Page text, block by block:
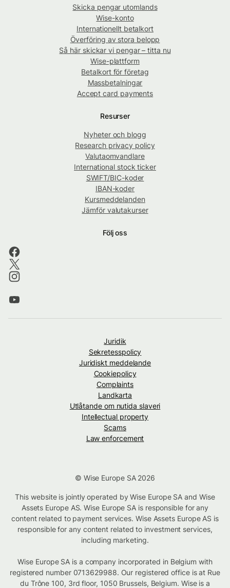
Skicka pengar utomlands
Wise-konto
Internationellt betalkort
Överföring av stora belopp
Så här skickar vi pengar – titta nu
Wise-plattform
Betalkort för företag
Massbetalningar
Accept card payments
Resurser
Nyheter och blogg
Research privacy policy
Valutaomvandlare
International stock ticker
SWIFT/BIC-koder
IBAN-koder
Kursmeddelanden
Jämför valutakurser
Följ oss
Juridik
Sekretesspolicy
Juridiskt meddelande
Cookiepolicy
Complaints
Landkarta
Utlåtande om nutida slaveri
Intellectual property
Scams
Law enforcement
© Wise Europe SA 2026
This website is jointly operated by Wise Europe SA and Wise
Assets Europe AS. Wise Europe SA is responsible for any
content related to payment services. Wise Assets Europe AS is
responsible for any content related to investment services,
including marketing.
Wise Europe SA is a company incorporated in Belgium with
registered number 0713629988. Our registered office is at Rue
du Trône 100, 3rd floor, 1050 Brussels, Belgium. Wise is a